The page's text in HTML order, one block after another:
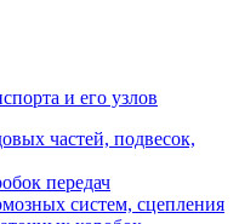
и его узлов
частей, подвесок,
передач
систем, сцепления